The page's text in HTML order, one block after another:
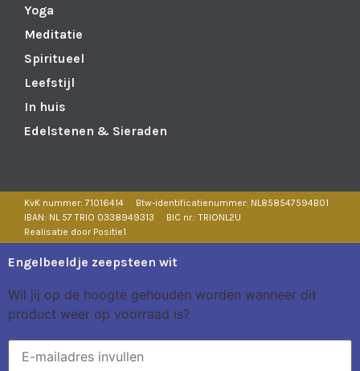
Yoga
Meditatie
Spiritueel
Leefstijl
In huis
Edelstenen & Sieraden
KvK nummer: 71016414
Btw-identificatienummer: NL858547594B01
IBAN: NL 57 TRIO 0338949313
BIC nr.: TRIONL2U
Realisatie door Positie1
Engelbeeldje zeepsteen wit
Wil jij op de hoogte gehouden worden wanneer dit
product weer op voorraad is?